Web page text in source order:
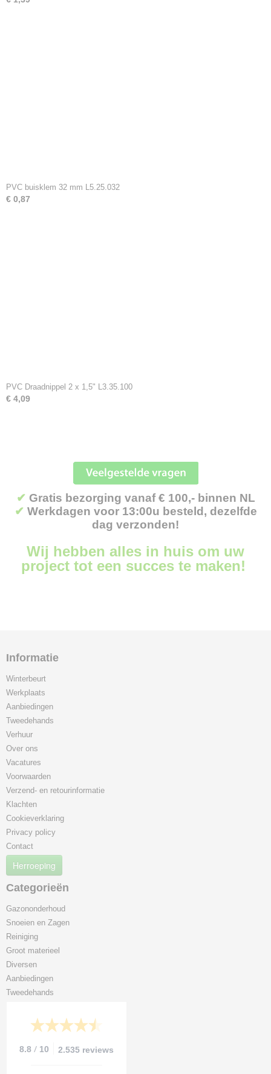
PVC buisklem 32 mm L5.25.032
€ 0,87
PVC Draadnippel 2 x 1,5" L3.35.100
€ 4,09
✔ Gratis bezorging vanaf € 100,- binnen NL
✔ Werkdagen voor 13:00u besteld, dezelfde
dag verzonden!
Wij hebben alles in huis om uw
project tot een succes te maken!
Informatie
Winterbeurt
Werkplaats
Aanbiedingen
Tweedehands
Verhuur
Over ons
Vacatures
Voorwaarden
Verzend- en retourinformatie
Klachten
Cookieverklaring
Privacy policy
Contact
Herroeping
Categorieën
Gazononderhoud
Snoeien en Zagen
Reiniging
Groot materieel
Diversen
Aanbiedingen
Tweedehands
8.8 / 10 2.535 reviews